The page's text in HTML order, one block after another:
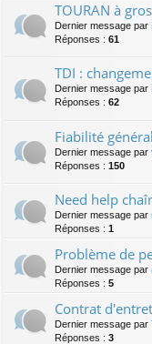
TOURAN à
Dernier message par
Réponses : 61
TDI :
Dernier message par
Réponses : 62
Fiabilité
Dernier message par
Réponses : 150
Need help
Dernier message par
Réponses : 1
Problème de
Dernier message par
Réponses : 5
Contrat
Dernier message par
Réponses : 3